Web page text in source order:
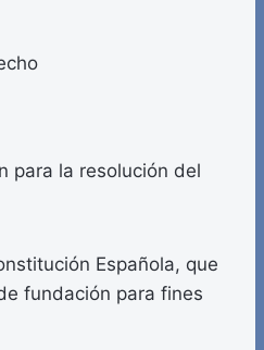
para la resolución del
Española, que
fundación para fines